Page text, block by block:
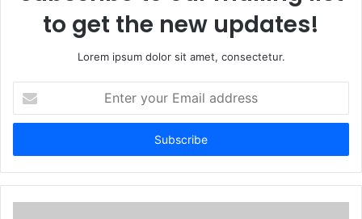
to get the new updates!
Lorem ipsum dolor sit amet, consectetur.
your
Email